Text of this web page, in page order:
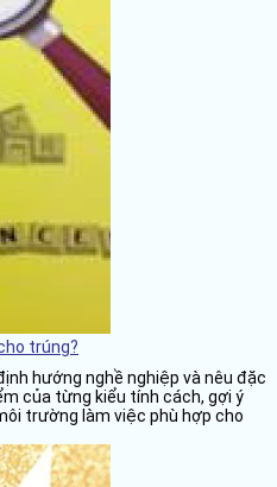
trúng?
hướng nghề nghiệp và nêu đặc
của từng kiểu tính cách, gợi ý
trường làm việc phù hợp cho